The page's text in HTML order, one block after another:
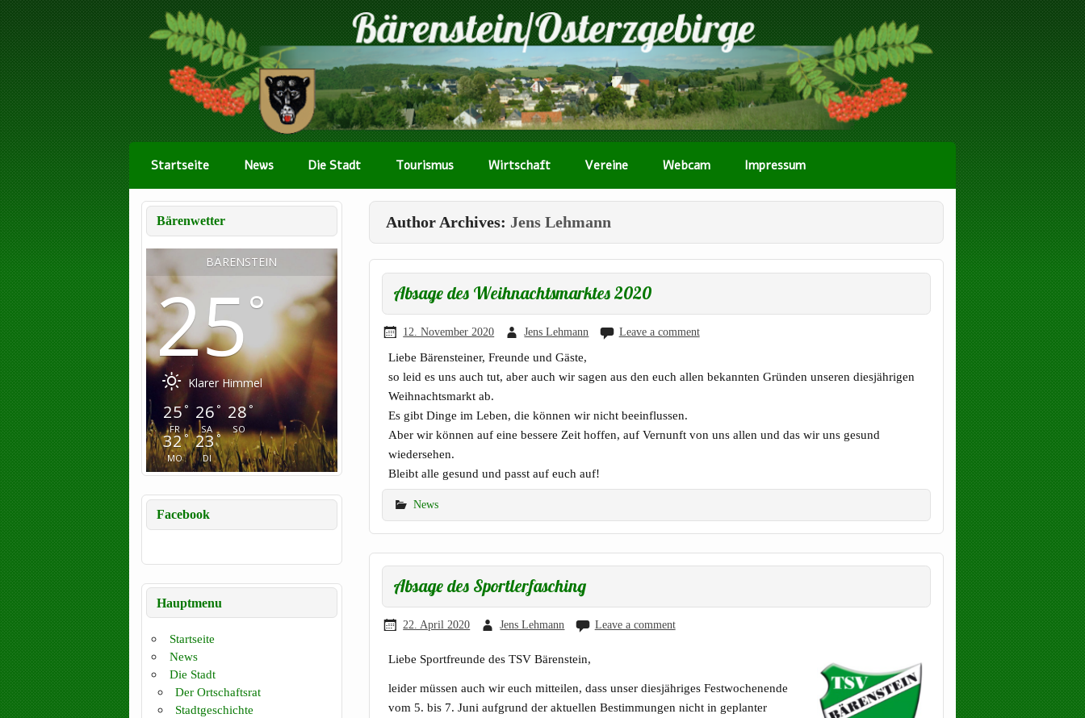
Startseite News Die Stadt Tourismus Wirtschaft Vereine Webcam Impressum
Author Archives: Jens Lehmann
Absage des Weihnachtsmarktes 2020
12. November 2020 Jens Lehmann Leave a comment
Liebe Bärensteiner, Freunde und Gäste,
so leid es uns auch tut, aber auch wir sagen aus den euch allen bekannten Gründen unseren diesjährigen
Weihnachtsmarkt ab.
Es gibt Dinge im Leben, die können wir nicht beeinflussen.
Aber wir können auf eine bessere Zeit hoffen, auf Vernunft von uns allen und das wir uns gesund
wiedersehen.
Bleibt alle gesund und passt auf euch auf!
News
Absage des Sportlerfasching
22. April 2020 Jens Lehmann Leave a comment
Liebe Sportfreunde des TSV Bärenstein,
leider müssen auch wir euch mitteilen, dass unser diesjähriges Festwochenende
vom 5. bis 7. Juni aufgrund der aktuellen Bestimmungen nicht in geplanter
Bärenwetter
BÄRENSTEIN
25°
Klarer Himmel
25°
FR
26 °
SA
28°
SO
32°
MO
23°
DI
Facebook
Hauptmenu
Startseite
News
Die Stadt
Der Ortschaftsrat
Stadtgeschichte